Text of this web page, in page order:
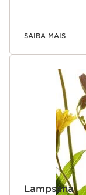
SAIBA MAIS
Lampsana